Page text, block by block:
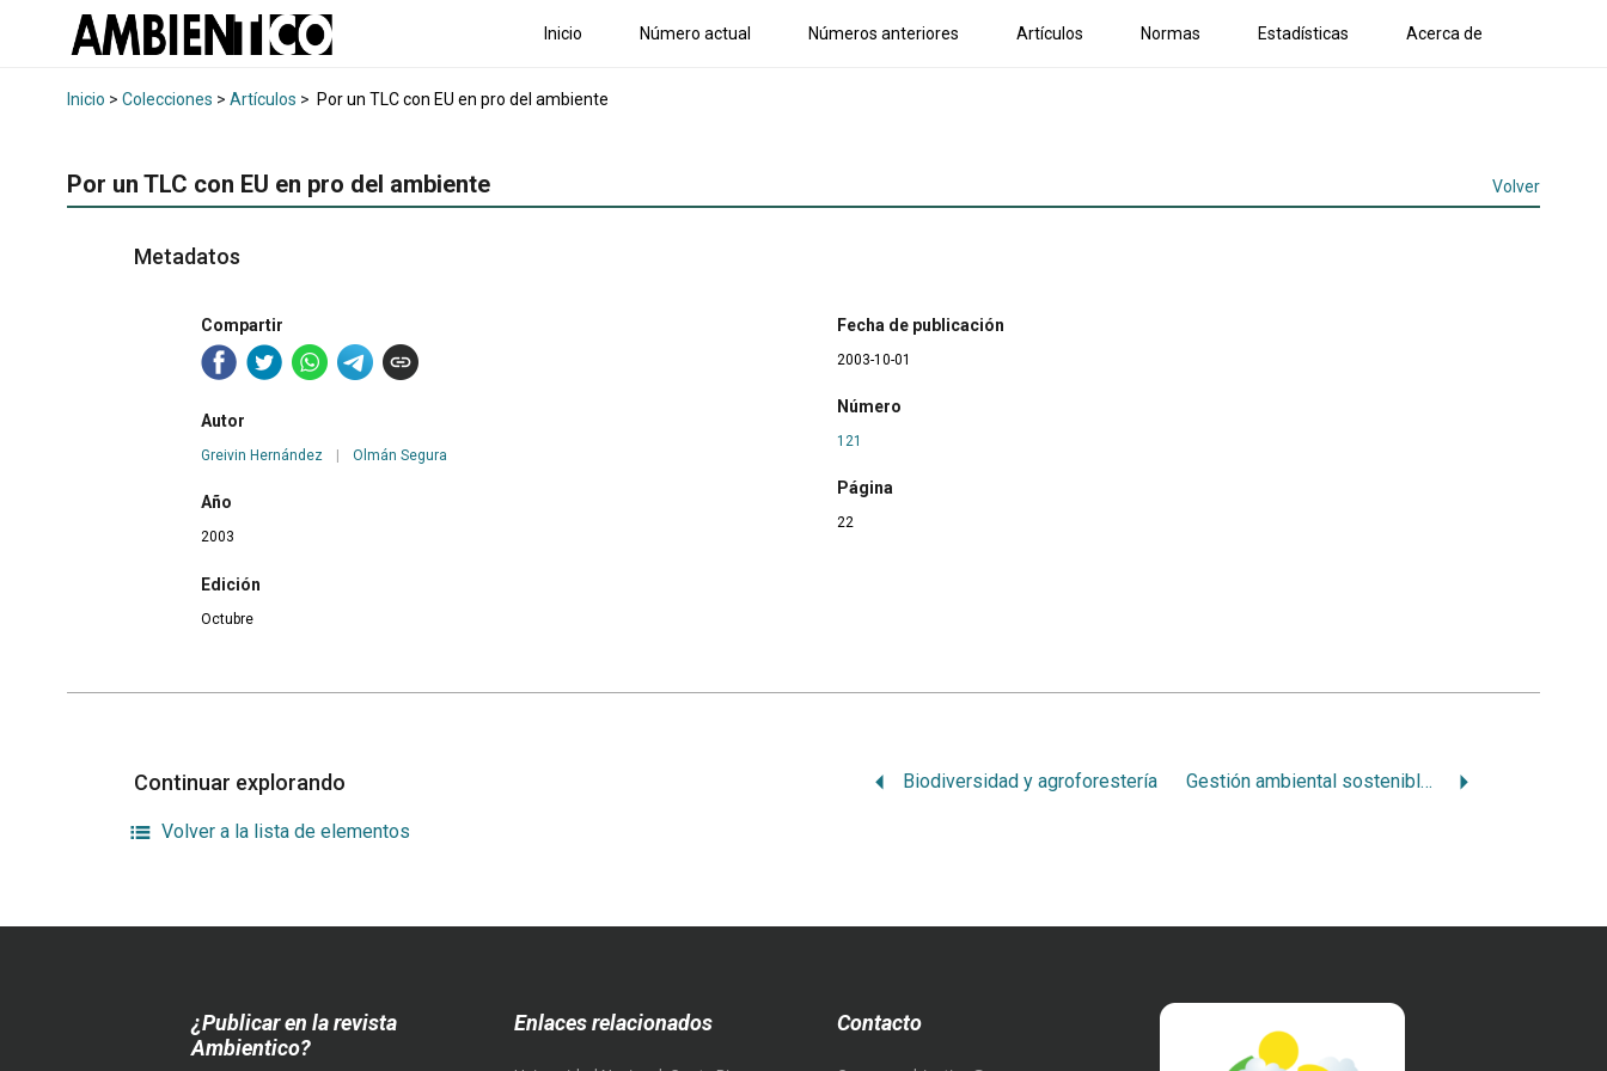
Inicio Número actual Números anteriores Artículos Normas Estadísticas Acerca de
Inicio > Colecciones > Artículos > Por un TLC con EU en pro del ambiente
Por un TLC con EU en pro del ambiente Volver
Metadatos
Compartir
Autor
Greivin Hernández Olmán Segura
Año
2003
Edición
Octubre
Fecha de publicación
2003-10-01
Número
121
Página
22
Continuar explorando Biodiversidad y agroforestería Gestión ambiental sostenible: certificaciones existentes
Volver a la lista de elementos
¿Publicar en la revista
Ambientico?
Enlaces relacionados Contacto